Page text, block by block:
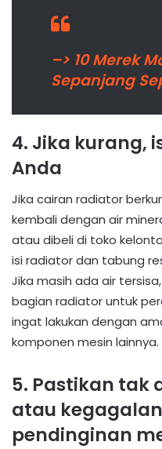
–> 10 Merek
Sepanjang
4. Jika kurang,
Anda
Jika cairan radiator
kembali dengan air
atau dibeli di toko
isi radiator dan tabung
Jika masih ada air
bagian radiator untuk
ingat lakukan dengan
komponen mesin lainnya.
5. Pastikan tak
atau
pendinginan